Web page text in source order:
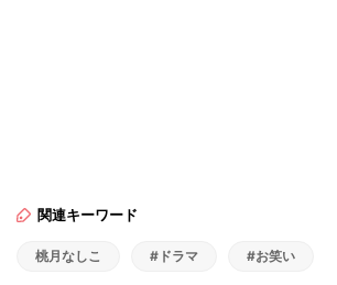
関連キーワード
桃月なしこ #ドラマ #お笑い